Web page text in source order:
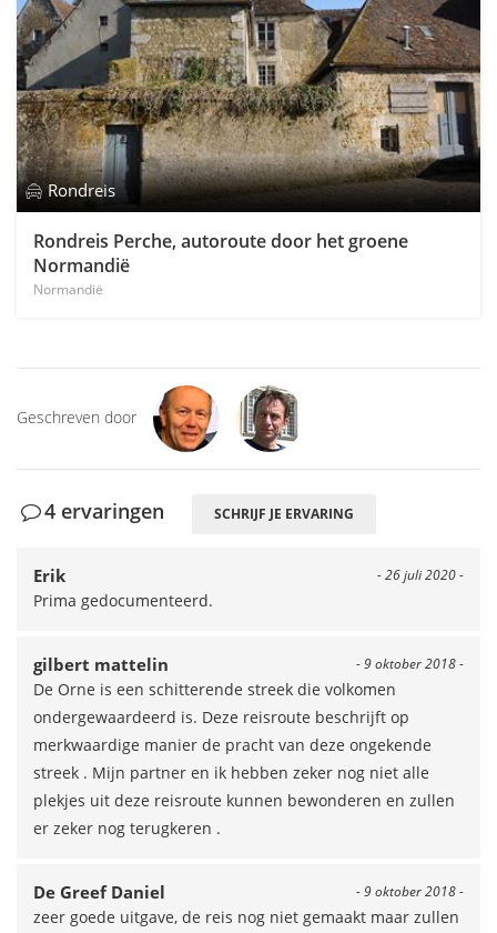
Rondreis
Rondreis Perche, autoroute door het groene
Normandië
Normandië
Geschreven door
4 ervaringen SCHRIJF JE ERVARING
- 26 juli 2020 -
Erik
Prima gedocumenteerd.
- 9 oktober 2018 -
gilbert mattelin
De Orne is een schitterende streek die volkomen
ondergewaardeerd is. Deze reisroute beschrijft op
merkwaardige manier de pracht van deze ongekende
streek . Mijn partner en ik hebben zeker nog niet alle
plekjes uit deze reisroute kunnen bewonderen en zullen
er zeker nog terugkeren .
- 9 oktober 2018 -
De Greef Daniel
zeer goede uitgave, de reis nog niet gemaakt maar zullen